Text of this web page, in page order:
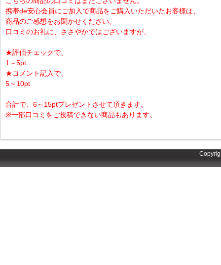
携帯de安心会員にご加入で商品をご購入いただいたお客様は、
商品のご感想をお聞かせください。
口コミのお礼に、ささやかではございますが、
★評価チェックで、
1～5pt
★コメント記入で、
5～10pt
合計で、6～15ptプレゼントさせて頂きます。
※一部口コミをご投稿できない商品もあります。